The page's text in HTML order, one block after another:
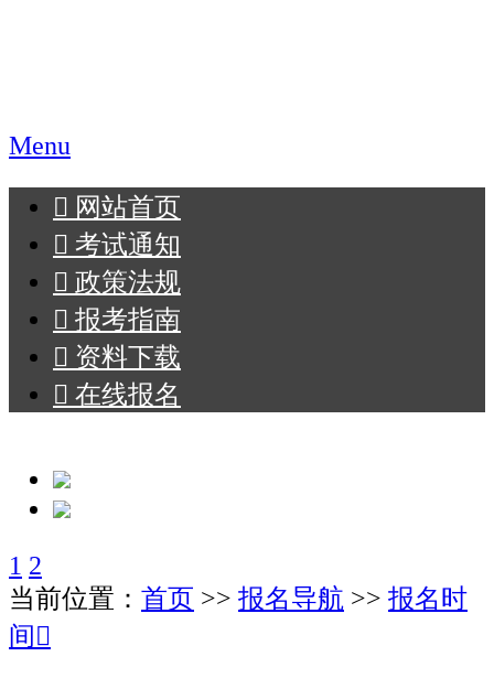
Menu
󰄫 网站首页
󰄫 考试通知
󰄫 政策法规
󰄫 报考指南
󰄫 资料下载
󰄫 在线报名
1 2
当前位置： 首页 >> 报名导航 >> 报名时
间 󰊒